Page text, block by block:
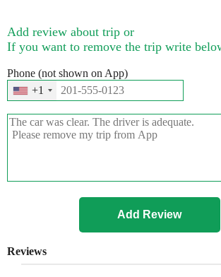
Add review about trip or
If you want to remove the trip write
Phone (not shown on App)
+1
Reviews